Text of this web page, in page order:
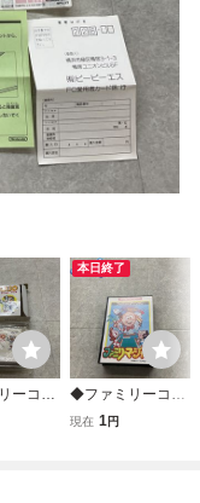
ーコン
/ファミ
本日終了
◆ファミリーコン
ピューター/ファミ
現在 1円